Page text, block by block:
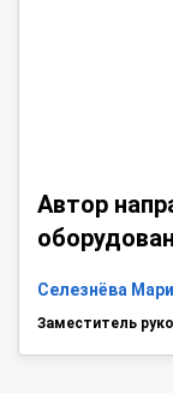
Автор
Селезнёва
Заместитель